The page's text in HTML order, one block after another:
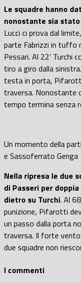
Le squadre hanno
nonostante sia
Lucci ci prova dal
parte Fabrizzi in tuffo
Pessari. Al 22’ Turchi
tiro a giro dalla
testa in porta,
traversa. Nonostante
tempo termina senza
Un momento della
e Sassoferrato Genga
Nella ripresa le due
di Passeri per
dietro su Turchi. Al
punizione, Pifarotti
un passo dalla porta
traversa. Il forte
due squadre non
I commenti